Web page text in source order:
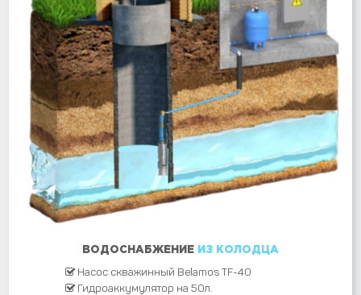
ВОДОСНАБЖЕНИЕ ИЗ КОЛОДЦА
Насос скважинный Belamos TF-40
Гидроаккумулятор на 50л.